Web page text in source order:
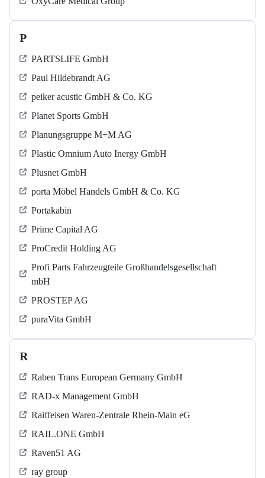
P
PARTSLIFE GmbH
Paul Hildebrandt AG
peiker acustic GmbH & Co. KG
Planet Sports GmbH
Planungsgruppe M+M AG
Plastic Omnium Auto Inergy GmbH
Plusnet GmbH
porta Möbel Handels GmbH & Co. KG
Portakabin
Prime Capital AG
ProCredit Holding AG
Profi Parts Fahrzeugteile Großhandelsgesellschaft
mbH
PROSTEP AG
puraVita GmbH
R
Raben Trans European Germany GmbH
RAD-x Management GmbH
Raiffeisen Waren-Zentrale Rhein-Main eG
RAIL.ONE GmbH
Raven51 AG
ray group